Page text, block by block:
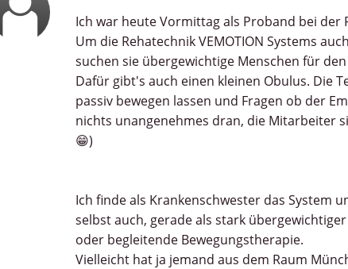
Ich war heute Vormittag als Proband bei der
Um die Rehatechnik VEMOTION Systems
suchen sie übergewichtige Menschen für
Dafür gibt's auch einen kleinen Obulus. Die
passiv bewegen lassen und Fragen ob der
nichts unangenehmes dran, die Mitarbeiter
😁)
Ich finde als Krankenschwester das System
selbst auch, gerade als stark
oder begleitende Bewegungstherapie.
Vielleicht hat ja jemand aus dem Raum